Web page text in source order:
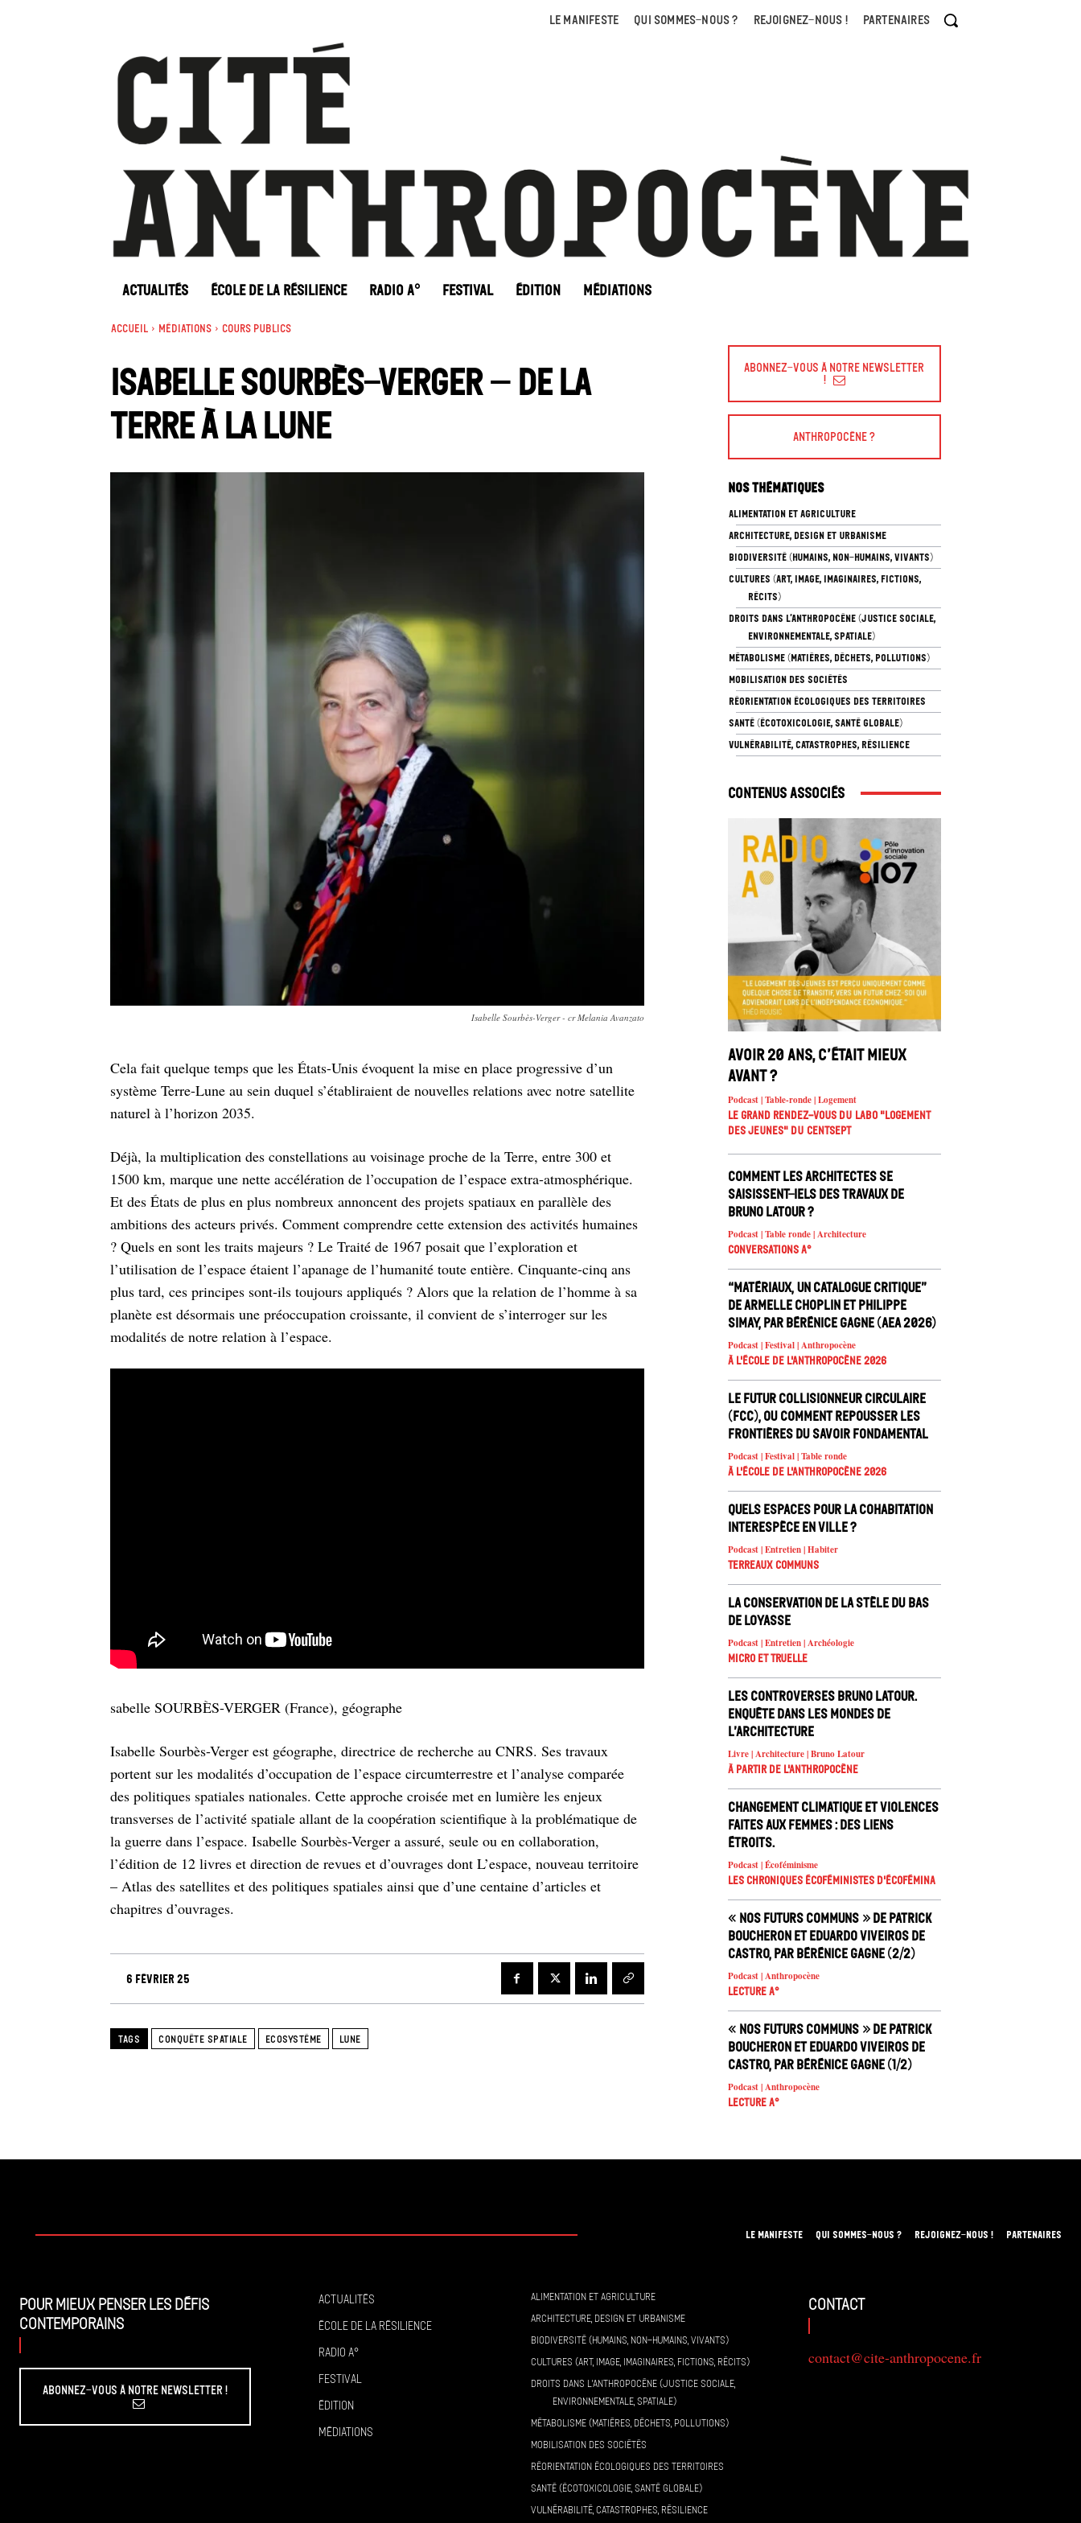
LE MANIFESTE QUI SOMMES-NOUS ? REJOIGNEZ-NOUS ! PARTENAIRES
ACTUALITÉS ÉCOLE DE LA RÉSILIENCE RADIO A° FESTIVAL ÉDITION MÉDIATIONS
Accueil Médiations Cours Publics
Isabelle Sourbès-Verger – De la
Terre à la Lune
Isabelle Sourbès-Verger - cr Melania Avanzato
Cela fait quelque temps que les États-Unis évoquent la mise en place progressive d’un
système Terre-Lune au sein duquel s’établiraient de nouvelles relations avec notre satellite
naturel à l’horizon 2035.
Déjà, la multiplication des constellations au voisinage proche de la Terre, entre 300 et
1500 km, marque une nette accélération de l’occupation de l’espace extra-atmosphérique.
Et des États de plus en plus nombreux annoncent des projets spatiaux en parallèle des
ambitions des acteurs privés. Comment comprendre cette extension des activités humaines
? Quels en sont les traits majeurs ? Le Traité de 1967 posait que l’exploration et
l’utilisation de l’espace étaient l’apanage de l’humanité toute entière. Cinquante-cinq ans
plus tard, ces principes sont-ils toujours appliqués ? Alors que la relation de l’homme à sa
planète est désormais une préoccupation croissante, il convient de s’interroger sur les
modalités de notre relation à l’espace.
sabelle SOURBÈS-VERGER (France), géographe
Isabelle Sourbès-Verger est géographe, directrice de recherche au CNRS. Ses travaux
portent sur les modalités d’occupation de l’espace circumterrestre et l’analyse comparée
des politiques spatiales nationales. Cette approche croisée met en lumière les enjeux
transverses de l’activité spatiale allant de la coopération scientifique à la problématique de
la guerre dans l’espace. Isabelle Sourbès-Verger a assuré, seule ou en collaboration,
l’édition de 12 livres et direction de revues et d’ouvrages dont L’espace, nouveau territoire
– Atlas des satellites et des politiques spatiales ainsi que d’une centaine d’articles et
chapitres d’ouvrages.
6 février 25
TAGS CONQUÊTE SPATIALE ECOSYSTÈME LUNE
Abonnez-vous à Notre Newsletter
!
Anthropocène ?
Nos thématiques
ALIMENTATION ET AGRICULTURE
ARCHITECTURE, DESIGN ET URBANISME
BIODIVERSITÉ (HUMAINS, NON-HUMAINS, VIVANTS)
CULTURES (ART, IMAGE, IMAGINAIRES, FICTIONS,
RÉCITS)
DROITS DANS L’ANTHROPOCÈNE (JUSTICE SOCIALE,
ENVIRONNEMENTALE, SPATIALE)
MÉTABOLISME (MATIÈRES, DÉCHETS, POLLUTIONS)
MOBILISATION DES SOCIÉTÉS
RÉORIENTATION ÉCOLOGIQUES DES TERRITOIRES
SANTÉ (ÉCOTOXICOLOGIE, SANTÉ GLOBALE)
VULNÉRABILITÉ, CATASTROPHES, RÉSILIENCE
Contenus associés
Avoir 20 ans, c’était mieux
avant ?
Podcast | Table-ronde | Logement
Le Grand Rendez-vous du Labo "Logement
des jeunes" du Centsept
Comment les architectes se
saisissent-iels des travaux de
Bruno Latour ?
Podcast | Table ronde | Architecture
Conversations A°
“Matériaux, un catalogue critique”
de Armelle Choplin et Philippe
Simay, par Bérénice Gagne (AEA 2026)
Podcast | Festival | Anthropocène
À l'école de l'Anthropocène 2026
Le Futur Collisionneur Circulaire
(FCC), ou comment repousser les
frontières du savoir fondamental
Podcast | Festival | Table ronde
À l'école de l'Anthropocène 2026
Quels espaces pour la cohabitation
interespèce en ville ?
Podcast | Entretien | Habiter
Terreaux Communs
La conservation de la stèle du Bas
de Loyasse
Podcast | Entretien | Archéologie
Micro et truelle
Les controverses Bruno Latour.
Enquête dans les mondes de
l’architecture
Livre | Architecture | Bruno Latour
À partir de l'anthropocène
Changement climatique et violences
faites aux femmes : des liens
étroits.
Podcast | Écoféminisme
Les chroniques écoféministes d'ÉcoFémina
« Nos futurs communs » de Patrick
Boucheron et Eduardo Viveiros de
Castro, par Bérénice Gagne (2/2)
Podcast | Anthropocène
Lecture A°
« Nos futurs communs » de Patrick
Boucheron et Eduardo Viveiros de
Castro, par Bérénice Gagne (1/2)
Podcast | Anthropocène
Lecture A°
LE MANIFESTE QUI SOMMES-NOUS ? REJOIGNEZ-NOUS ! PARTENAIRES
Pour mieux penser les défis
contemporains
Abonnez-vous à Notre Newsletter !
Actualités
École de la résilience
Radio A°
Festival
Édition
Médiations
ALIMENTATION ET AGRICULTURE
ARCHITECTURE, DESIGN ET URBANISME
BIODIVERSITÉ (HUMAINS, NON-HUMAINS, VIVANTS)
CULTURES (ART, IMAGE, IMAGINAIRES, FICTIONS, RÉCITS)
DROITS DANS L’ANTHROPOCÈNE (JUSTICE SOCIALE,
ENVIRONNEMENTALE, SPATIALE)
MÉTABOLISME (MATIÈRES, DÉCHETS, POLLUTIONS)
MOBILISATION DES SOCIÉTÉS
RÉORIENTATION ÉCOLOGIQUES DES TERRITOIRES
SANTÉ (ÉCOTOXICOLOGIE, SANTÉ GLOBALE)
VULNÉRABILITÉ, CATASTROPHES, RÉSILIENCE
contact
contact@cite-anthropocene.fr